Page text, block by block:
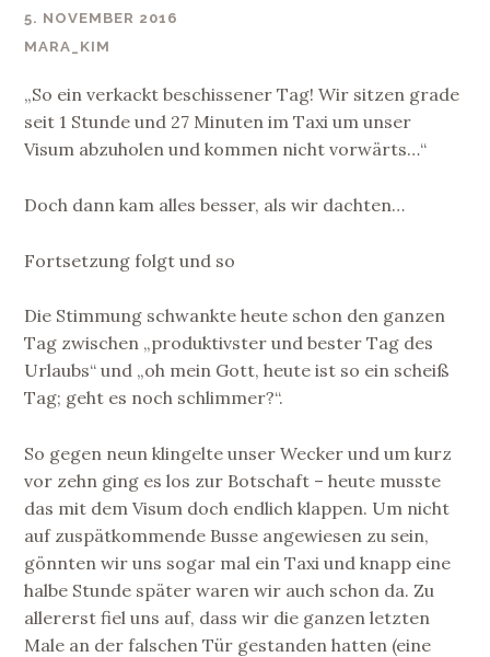
5. NOVEMBER 2016
MARA_KIM
„So ein verkackt beschissener Tag! Wir sitzen grade
seit 1 Stunde und 27 Minuten im Taxi um unser
Visum abzuholen und kommen nicht vorwärts…“
Doch dann kam alles besser, als wir dachten…
Fortsetzung folgt und so
Die Stimmung schwankte heute schon den ganzen
Tag zwischen „produktivster und bester Tag des
Urlaubs“ und „oh mein Gott, heute ist so ein scheiß
Tag; geht es noch schlimmer?“.
So gegen neun klingelte unser Wecker und um kurz
vor zehn ging es los zur Botschaft – heute musste
das mit dem Visum doch endlich klappen. Um nicht
auf zuspätkommende Busse angewiesen zu sein,
gönnten wir uns sogar mal ein Taxi und knapp eine
halbe Stunde später waren wir auch schon da. Zu
allererst fiel uns auf, dass wir die ganzen letzten
Male an der falschen Tür gestanden hatten (eine